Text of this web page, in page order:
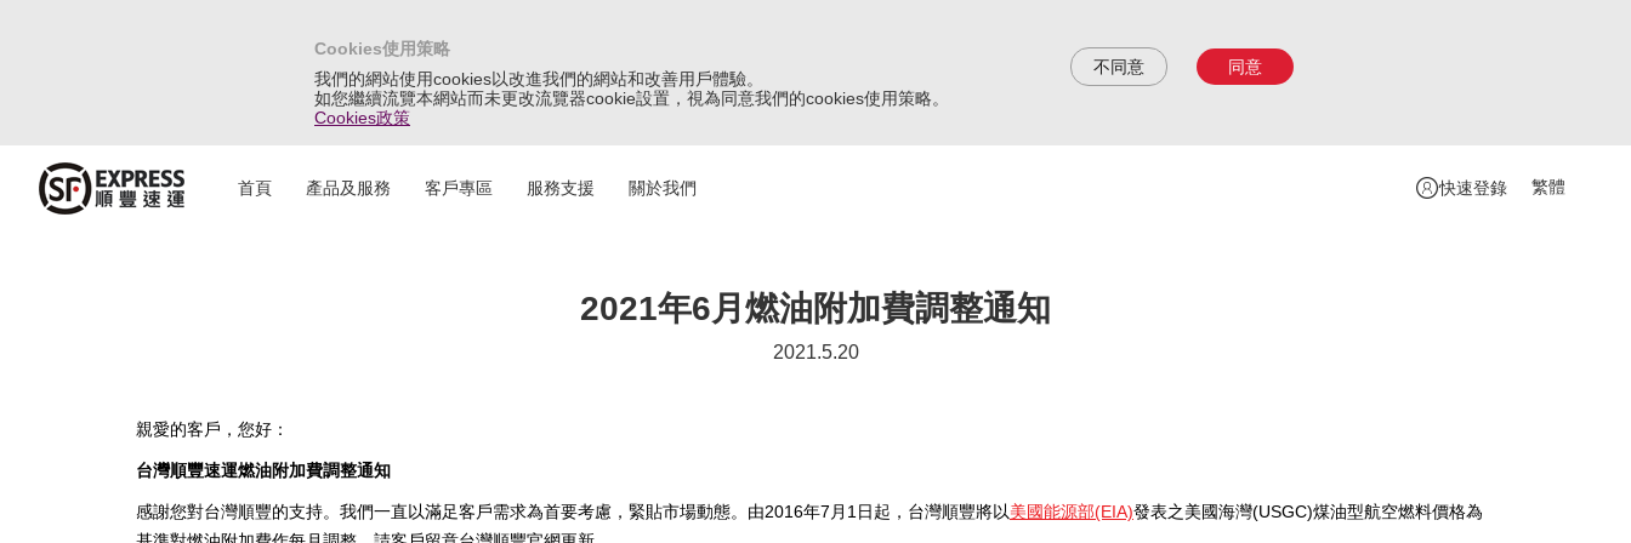
Cookies使用策略
我們的網站使用cookies以改進我們的網站和改善用戶體驗。
如您繼續流覽本網站而未更改流覽器cookie設置，視為同意我們的cookies使用策略。
Cookies政策
不同意 同意
首頁 產品及服務 客戶專區 服務支援 關於我們 快速登錄 繁體
2021年6月燃油附加費調整通知
2021.5.20
親愛的客戶，您好：
台灣順豐速運燃油附加費調整通知
感謝您對台灣順豐的支持。我們一直以滿足客戶需求為首要考慮，緊貼市場動態。由2016年7月1日起，台灣順豐將以美國能源部(EIA)發表之美國海灣(USGC)煤油型航空燃料價格為